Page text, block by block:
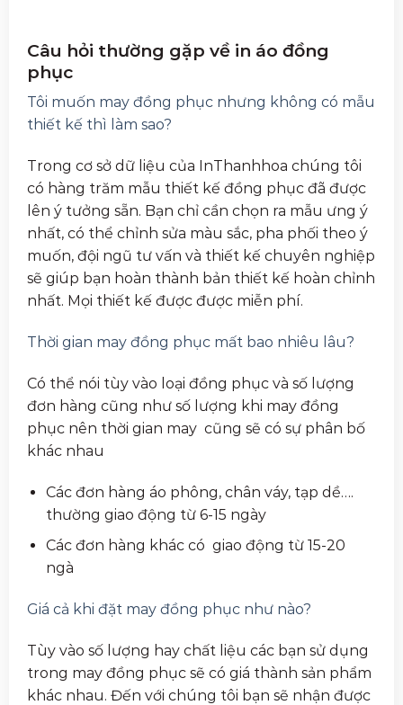
Câu hỏi thường gặp về in áo đồng
phục
Tôi muốn may đồng phục nhưng không có mẫu
thiết kế thì làm sao?
Trong cơ sở dữ liệu của InThanhhoa chúng tôi
có hàng trăm mẫu thiết kế đồng phục đã được
lên ý tưởng sẵn. Bạn chỉ cần chọn ra mẫu ưng ý
nhất, có thể chỉnh sửa màu sắc, pha phối theo ý
muốn, đội ngũ tư vấn và thiết kế chuyên nghiệp
sẽ giúp bạn hoàn thành bản thiết kế hoàn chỉnh
nhất. Mọi thiết kế được được miễn phí.
Thời gian may đồng phục mất bao nhiêu lâu?
Có thể nói tùy vào loại đồng phục và số lượng
đơn hàng cũng như số lượng khi may đồng
phục nên thời gian may cũng sẽ có sự phân bố
khác nhau
Các đơn hàng áo phông, chân váy, tạp dề….
thường giao động từ 6-15 ngày
Các đơn hàng khác có giao động từ 15-20
ngà
Giá cả khi đặt may đồng phục như nào?
Tùy vào số lượng hay chất liệu các bạn sử dụng
trong may đồng phục sẽ có giá thành sản phẩm
khác nhau. Đến với chúng tôi bạn sẽ nhận được